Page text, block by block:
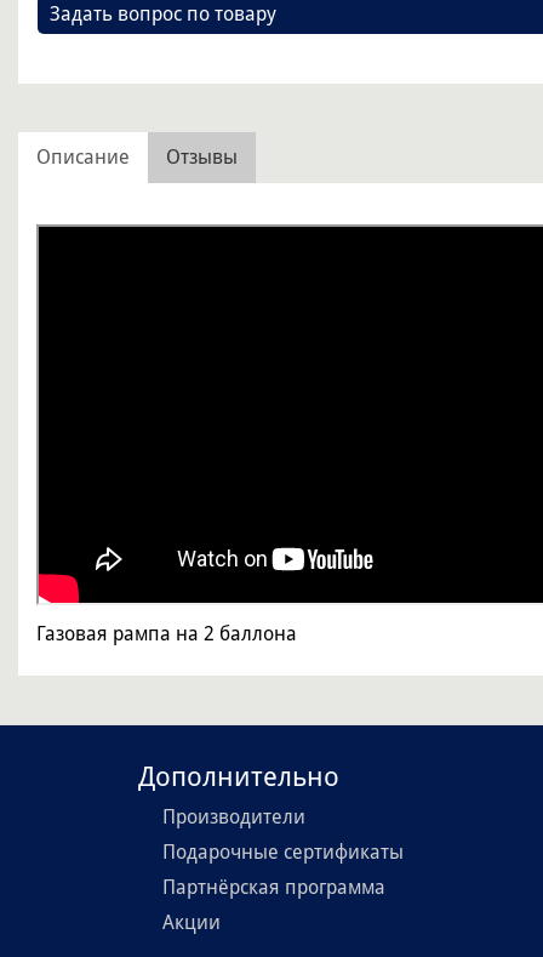
Задать вопрос по товару
Описание Отзывы
Газовая рампа на 2 баллона
Дополнительно
Производители
Подарочные сертификаты
Партнёрская программа
Акции